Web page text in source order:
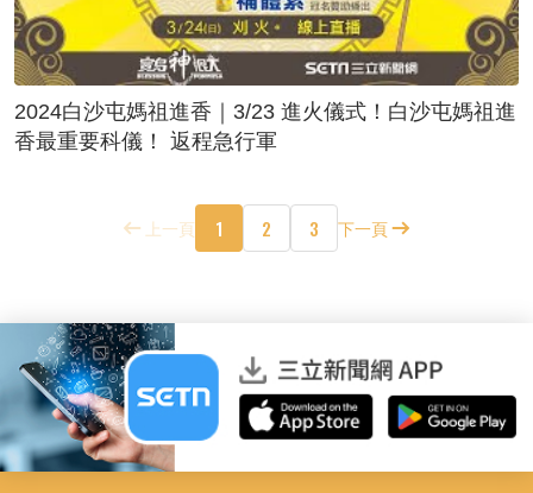
2024白沙屯媽祖進香｜3/23 進火儀式！白沙屯媽祖進
香最重要科儀！ 返程急行軍
上一頁 1 2 3 下一頁